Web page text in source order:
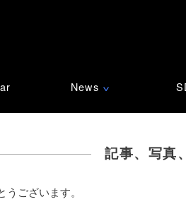
News ∨
記事、写真
うございます。